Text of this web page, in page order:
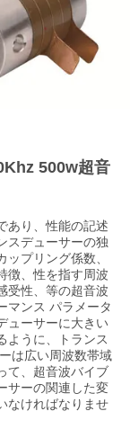
500w超音
あり、性能の記述
スデューサーの独
プリング係数、
徴、性を指す周波
受性、等の超音波
マンス パラメータ
ューサーに大きい
ように、トランス
は広い周波数帯域
て、超音波バイブ
サーの関連した変
なければなりませ